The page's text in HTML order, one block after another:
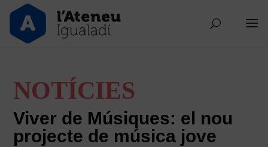
NOTÍCIES
Viver de Músiques: el nou
projecte de música jove